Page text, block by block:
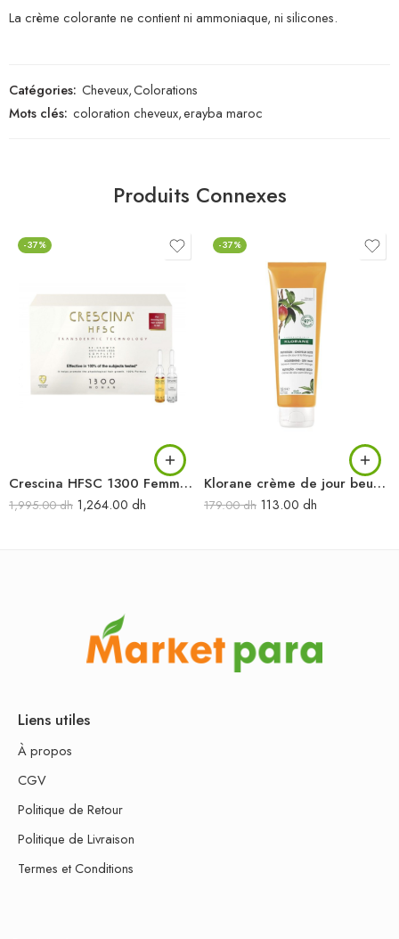
La crème colorante ne contient ni ammoniaque, ni silicones.
Catégories: Cheveux,Colorations
Mots clés: coloration cheveux,erayba maroc
Produits Connexes
-37%
Crescina HFSC 1300 Femmes traitement complet antichute cheveux
1,995.00dh 1,264.00 dh
-37%
Klorane crème de jour beurre de mangue cheveux secs 125 ml
179.00dh 113.00 dh
Liens utiles
À propos
CGV
Politique de Retour
Politique de Livraison
Termes et Conditions